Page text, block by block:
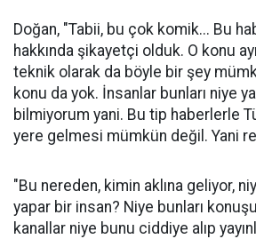
Doğan, "Tabii, bu çok komik... Bu
hakkında şikayetçi olduk. O konu
teknik olarak da böyle bir şey
konu da yok. İnsanlar bunları niye
bilmiyorum yani. Bu tip haberlerle
yere gelmesi mümkün değil. Yani
"Bu nereden, kimin aklına geliyor,
yapar bir insan? Niye bunları
kanallar niye bunu ciddiye alıp